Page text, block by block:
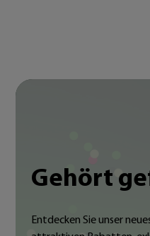
Gehört
Entdecken Sie unser